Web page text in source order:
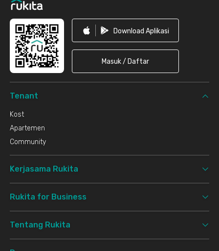
Download Aplikasi
Masuk / Daftar
Tenant
Kost
Apartemen
Community
Kerjasama Rukita
Rukita for Business
Tentang Rukita